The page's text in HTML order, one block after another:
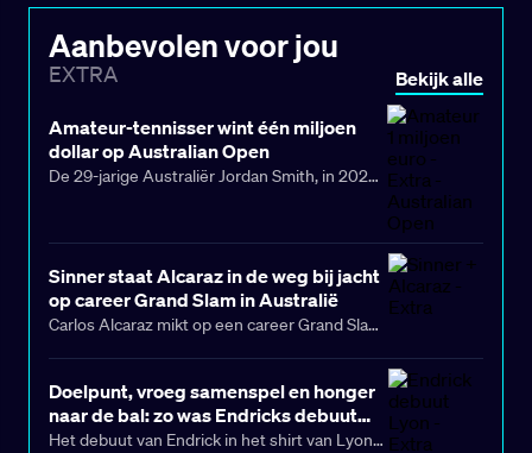
Aanbevolen voor jou
EXTRA Bekijk alle
Amateur-tennisser wint één miljoen
dollar op Australian Open
De 29-jarige Australiër Jordan Smith, in 2023
waaronder amateurs.
Sinner staat Alcaraz in de weg bij jacht
op career Grand Slam in Australië
Carlos Alcaraz mikt op een career Grand Slam
allesbehalve eenvoudig met grote rivaal
Jannik Sinner op zijn pad.
Doelpunt, vroeg samenspel en honger
naar de bal: zo was Endricks debuut
voor Lyon
Het debuut van Endrick in het shirt van Lyon